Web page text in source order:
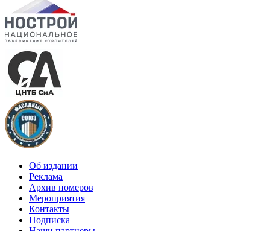
Об издании
Реклама
Архив номеров
Мероприятия
Контакты
Подписка